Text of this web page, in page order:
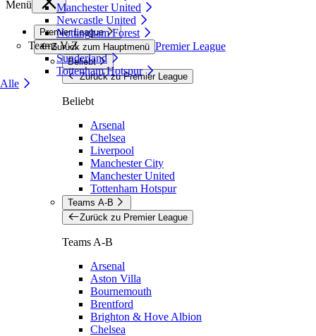
Manchester United
Newcastle United
Nottingham Forest
Teams V-Z
Sunderland
Tottenham Hotspur
Alle
Menü
Premier League
Zurück zum Hauptmenü Premier League
Beliebt
Zurück zu Premier League
Beliebt
Arsenal
Chelsea
Liverpool
Manchester City
Manchester United
Tottenham Hotspur
Teams A-B
Zurück zu Premier League
Teams A-B
Arsenal
Aston Villa
Bournemouth
Brentford
Brighton & Hove Albion
Chelsea